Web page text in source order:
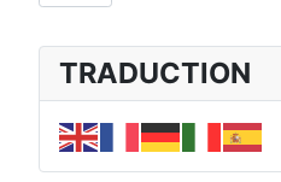
TRADUCTION